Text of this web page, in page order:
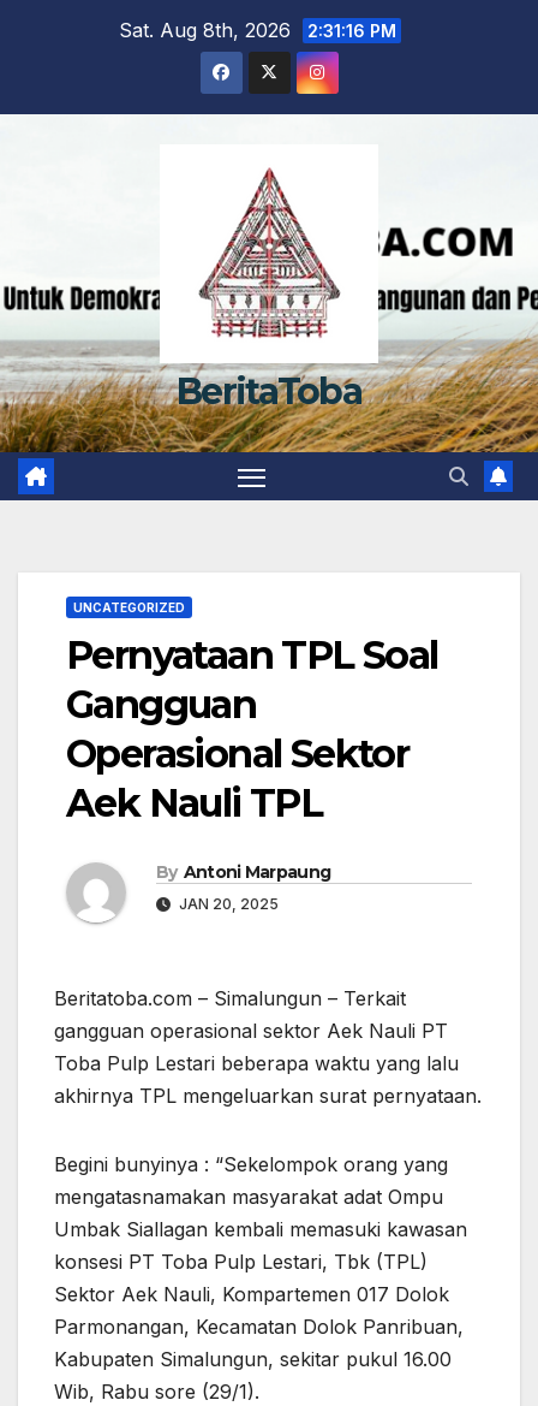
Sat. Aug 8th, 2026 2:31:17 PM
BeritaToba
UNCATEGORIZED
Pernyataan TPL Soal
Gangguan
Operasional Sektor
Aek Nauli TPL
By Antoni Marpaung
JAN 20, 2025
Beritatoba.com – Simalungun – Terkait
gangguan operasional sektor Aek Nauli PT
Toba Pulp Lestari beberapa waktu yang lalu
akhirnya TPL mengeluarkan surat pernyataan.
Begini bunyinya : “Sekelompok orang yang
mengatasnamakan masyarakat adat Ompu
Umbak Siallagan kembali memasuki kawasan
konsesi PT Toba Pulp Lestari, Tbk (TPL)
Sektor Aek Nauli, Kompartemen 017 Dolok
Parmonangan, Kecamatan Dolok Panribuan,
Kabupaten Simalungun, sekitar pukul 16.00
Wib, Rabu sore (29/1).